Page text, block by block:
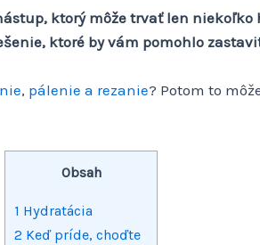
ktorý môže trvať len niekoľko
ktoré by vám pomohlo
, pálenie a rezanie? Potom to
Obsah
1 Hydratácia
2 Keď príde, choďte